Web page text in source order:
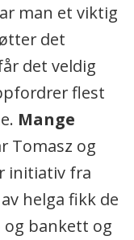
man et viktig
det
det veldig
flest
Mange
Tomasz og
initiativ fra
helga fikk de
og bankett og